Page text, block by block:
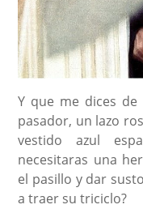
Y que me dices
pasador, un lazo
vestido azul
necesitaras una
el pasillo y dar
a traer su triciclo?